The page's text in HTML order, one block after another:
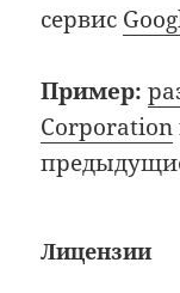
сервис
Пример:
Corporation
Лицензии